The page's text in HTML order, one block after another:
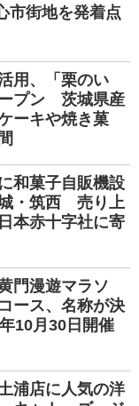
市街地を発着点
用、「栗のい
プン 茨城県産
ーキや焼き菓
和菓子自販機設
・筑西 売り上
本赤十字社に寄
門漫遊マラソ
ース、名称が決
10月30日開催
浦店に人気の洋